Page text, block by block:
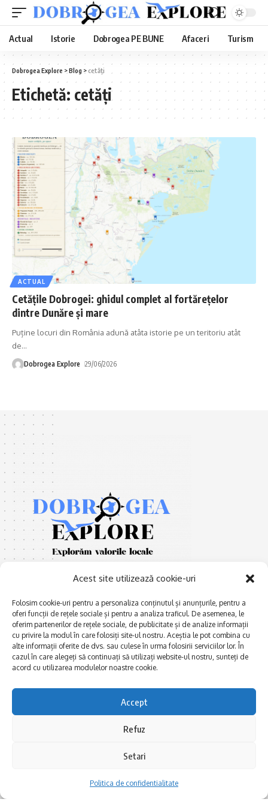
Acest site utilizează cookie-uri
Folosim cookie-uri pentru a personaliza conținutul și anunțurile, pentru a
oferi funcții de rețele sociale și pentru a analiza traficul. De asemenea, le
oferim partenerilor de rețele sociale, de publicitate și de analize informații
cu privire la modul în care folosiți site-ul nostru. Aceștia le pot combina cu
alte informații oferite de dvs. sau culese în urma folosirii serviciilor lor. În
cazul în care alegeți să continuați să utilizați website-ul nostru, sunteți de
acord cu utilizarea modulelor noastre cookie.
Accept
Refuz
Setari
Politica de confidentialitate
Actual Istorie Dobrogea PE BUNE Afaceri Turism
Dobrogea Explore >Blog > cetăți
Etichetă: cetăți
ACTUAL
Cetățile Dobrogei: ghidul complet al fortărețelor
dintre Dunăre și mare
Puține locuri din România adună atâta istorie pe un teritoriu atât
de…
Dobrogea Explore 29/06/2026
E xplorăm Dobrogea,
Explorăm valorile locale:
Deltă, Litoral, cele mai mari
biserici și mănăstiri, cele mai
FRUMOASE POVEȘTI.
Afaceri și meșteșuguri
Actualitate